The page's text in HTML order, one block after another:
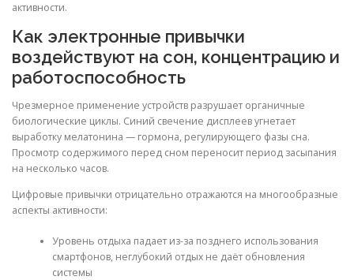
активности.
Как электронные привычки
воздействуют на сон, концентрацию и
работоспособность
Чрезмерное применение устройств разрушает органичные
биологические циклы. Синий свечение дисплеев угнетает
выработку мелатонина — гормона, регулирующего фазы сна.
Просмотр содержимого перед сном переносит период засыпания
на несколько часов.
Цифровые привычки отрицательно отражаются на многообразные
аспекты активности:
Уровень отдыха падает из-за позднего использования
смартфонов, неглубокий отдых не даёт обновления
системы